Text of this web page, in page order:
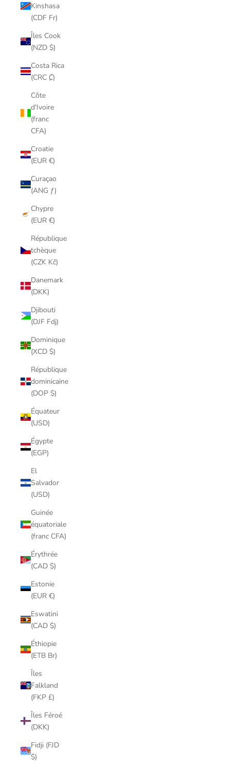
Kinshasa
(CDF Fr)
Îles Cook
(NZD $)
Costa Rica
(CRC ₡)
Côte
d'Ivoire
(franc
CFA)
Croatie
(EUR €)
Curaçao
(ANG ƒ)
Chypre
(EUR €)
République
tchèque
(CZK Kč)
Danemark
(DKK)
Djibouti
(DJF Fdj)
Dominique
(XCD $)
République
dominicaine
(DOP $)
Équateur
(USD)
Égypte
(EGP)
El
Salvador
(USD)
Guinée
équatoriale
(franc CFA)
Érythrée
(CAD $)
Estonie
(EUR €)
Eswatini
(CAD $)
Éthiopie
(ETB Br)
Îles
Falkland
(FKP £)
Îles Féroé
(DKK)
Fidji (FJD
$)